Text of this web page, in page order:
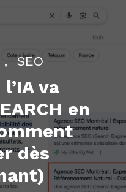
SEO
va
en
dès